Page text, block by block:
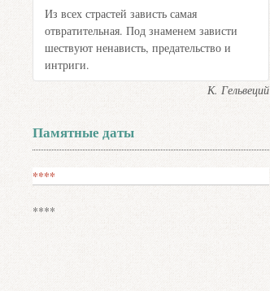
Из всех страстей зависть самая
отвратительная. Под знаменем зависти
шествуют ненависть, предательство и
интриги.
К. Гельвеций
Памятные даты
****
****